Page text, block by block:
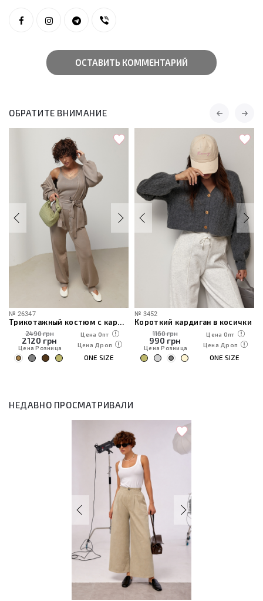
ОСТАВИТЬ КОММЕНТАРИЙ
ОБРАТИТЕ ВНИМАНИЕ
№ 26347
Трикотажный костюм с кардиганом, топом и брюками
2490 грн
2120 грн
Цена Розница
Цена Опт
Цена Дроп
ONE SIZE
№ 3452
Короткий кардиган в косички
1160 грн
990 грн
Цена Розница
Цена Опт
Цена Дроп
ONE SIZE
НЕДАВНО ПРОСМАТРИВАЛИ